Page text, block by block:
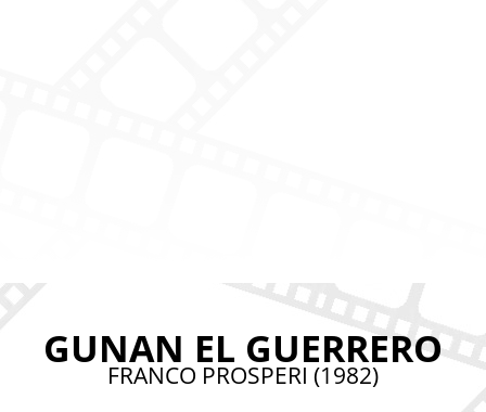
GUNAN EL GUERRERO
FRANCO PROSPERI (1982)